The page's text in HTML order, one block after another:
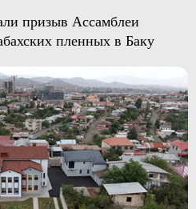
призыв Ассамблеи
пленных в Баку